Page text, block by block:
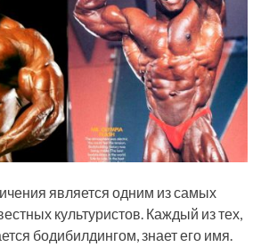
является одним из самых
культуристов. Каждый из тех,
бодибилдингом, знает его имя.